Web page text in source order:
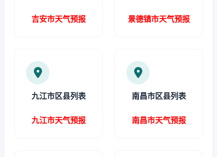
吉安市天气预报 景德镇市天气预报
九江市区县列表
九江市天气预报
南昌市区县列表
南昌市天气预报